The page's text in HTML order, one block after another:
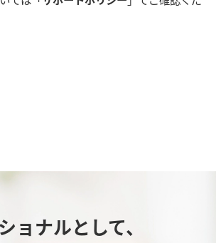
ナルとして、